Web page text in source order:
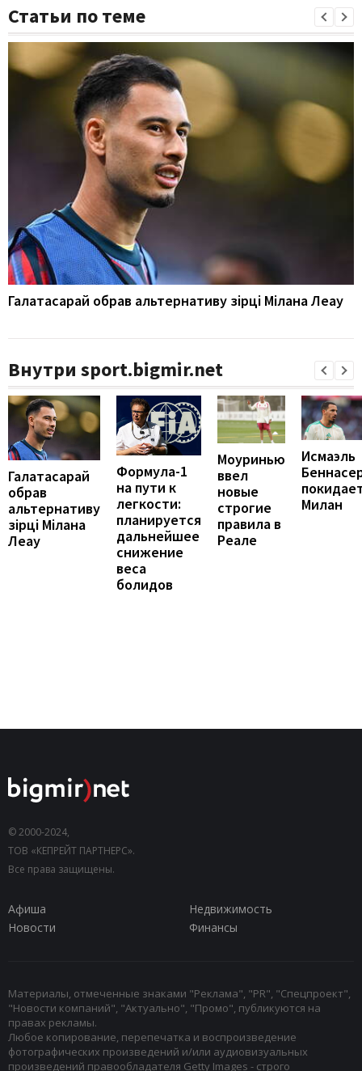
Статьи по теме
Галатасарай обрав альтернативу зірці Мілана Леау
Внутри sport.bigmir.net
Галатасарай
обрав
альтернативу
зірці Мілана
Леау
Формула-1
на пути к
легкости:
планируется
дальнейшее
снижение
веса
болидов
Моуринью
ввел
новые
строгие
правила в
Реале
Исмаэль
Милан
© 2000-2024,
ТОВ «КЕПРЕЙТ ПАРТНЕРС».
Все права защищены.
Афиша
Недвижимость
Новости
Финансы
Материалы, отмеченные знаками "Реклама", "PR", "Спецпроект",
"Новости компаний", "Актуально", "Промо", публикуются на
правах рекламы.
Любое копирование, перепечатка и воспроизведение
фотографических произведений и/или аудиовизуальных
произведений правообладателя Getty Images - строго